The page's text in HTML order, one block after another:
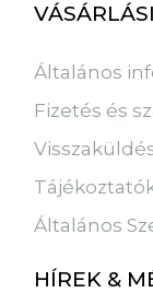
Általános
Fizetés és
Általános
HÍREK &